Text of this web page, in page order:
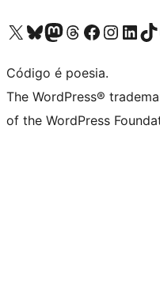
Acessar nossa conta do X (antigo Twitter)
Acessar nossa conta do Bluesky
Acessar nossa conta do Mastodon
Acessar nossa conta do Threads
Acessar nossa página do
Acessar nossa
Acessar nossa
Acessar
Código é poesia.
The WordPress®
of the WordPress